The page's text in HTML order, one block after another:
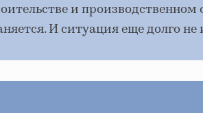
и
И ситуация еще долго